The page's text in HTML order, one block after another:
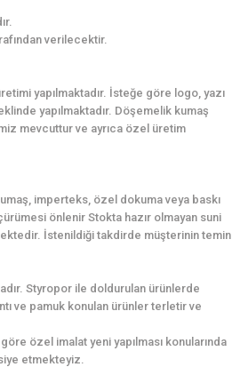
verilecektir.
yapılmaktadır. İsteğe göre logo, yazı
yapılmaktadır. Döşemelik kumaş
mevcuttur ve ayrıca özel üretim
imperteks, özel dokuma veya baskı
önlenir Stokta hazır olmayan suni
İstenildiği takdirde müşterinin temin
Styropor ile doldurulan ürünlerde
ve pamuk konulan ürünler terletir ve
özel imalat yeni yapılması konularında
etmekteyiz.